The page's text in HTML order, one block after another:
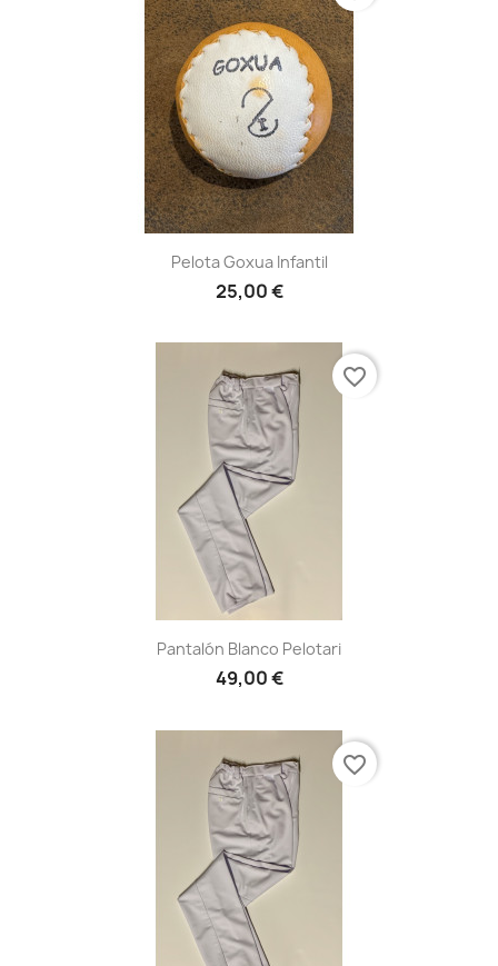
Pelota Goxua Infantil
25,00 €
Pantalón Blanco Pelotari
49,00 €
favorite_border
favorite_border